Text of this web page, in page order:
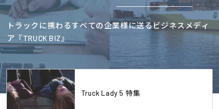
トラックに携わるすべての企業様に送るビジネスメディ
ア『TRUCK BIZ』
Truck Lady 5 特集